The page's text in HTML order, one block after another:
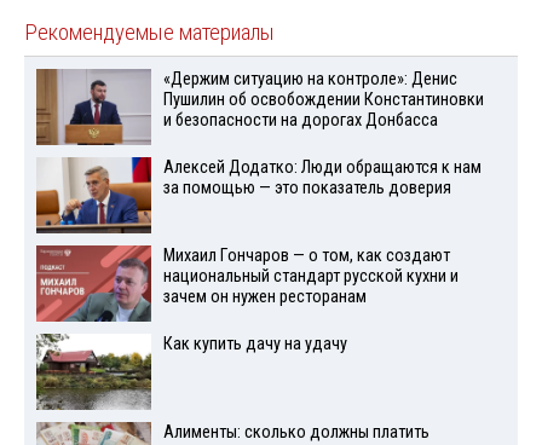
Рекомендуемые материалы
«Держим ситуацию на контроле»: Денис
Пушилин об освобождении Константиновки
и безопасности на дорогах Донбасса
Алексей Додатко: Люди обращаются к нам
за помощью — это показатель доверия
Михаил Гончаров — о том, как создают
национальный стандарт русской кухни и
зачем он нужен ресторанам
Как купить дачу на удачу
Алименты: сколько должны платить